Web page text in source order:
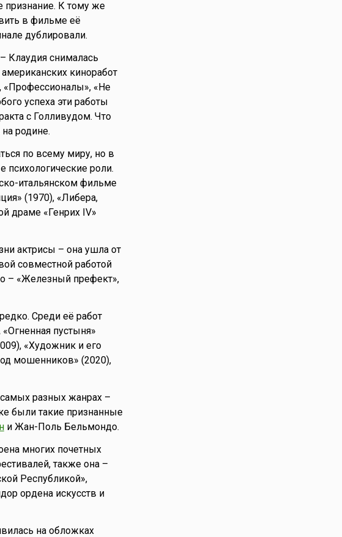
признание. К тому же
в фильме её
дублировали.
Клаудия снималась
киноработ
«Профессионалы», «Не
успеха эти работы
с Голливудом. Что
родине.
по всему миру, но в
роли.
итальянском фильме
(1970), «Либера,
драме «Генрих IV»
актрисы – она ушла от
совместной работой
– «Железный префект»,
Среди её работ
пустыня»
«Художник и его
мошенников» (2020),
разных жанрах –
были такие признанные
и Жан-Поль Бельмондо.
многих почетных
также она –
Республикой»,
ордена искусств и
на обложках